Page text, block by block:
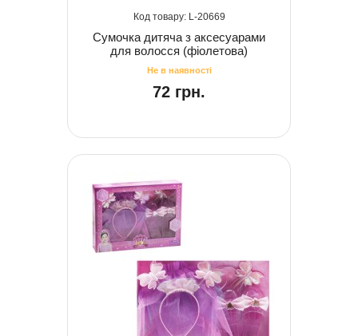
20669
Сумочка дитяча з аксесуарами
для волосся (фіолетова)
72 грн.